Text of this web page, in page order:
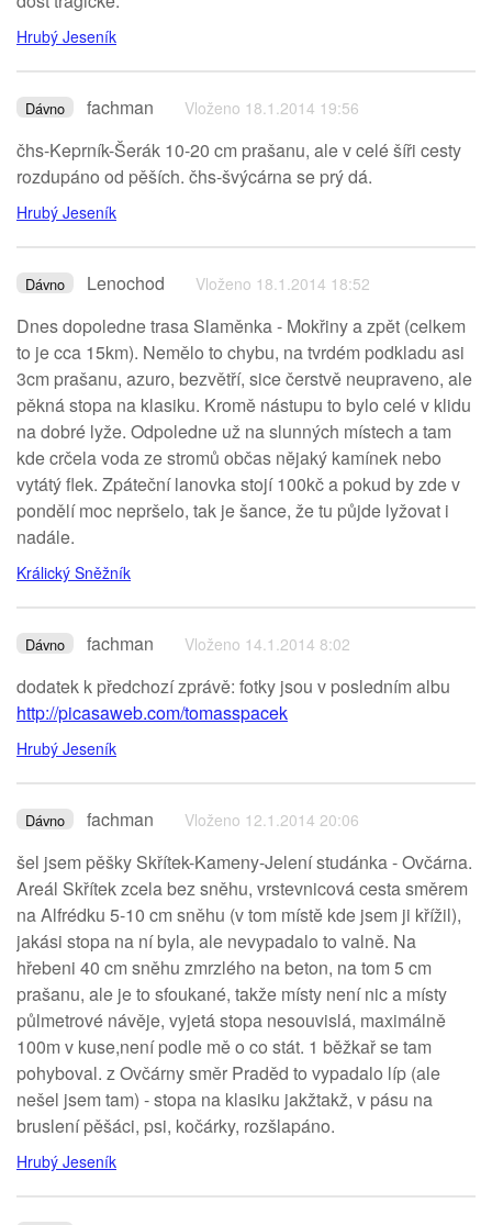
Hrubý Jeseník
Dávno fachman Vloženo 18.1.2014 19:56
čhs-Keprník-Šerák 10-20 cm prašanu, ale v celé šíři cesty
rozdupáno od pěších. čhs-švýcárna se prý dá.
Hrubý Jeseník
Dávno Lenochod Vloženo 18.1.2014 18:52
Dnes dopoledne trasa Slaměnka - Mokřiny a zpět (celkem
to je cca 15km). Nemělo to chybu, na tvrdém podkladu asi
3cm prašanu, azuro, bezvětří, sice čerstvě neupraveno, ale
pěkná stopa na klasiku. Kromě nástupu to bylo celé v klidu
na dobré lyže. Odpoledne už na slunných místech a tam
kde crčela voda ze stromů občas nějaký kamínek nebo
vytátý flek. Zpáteční lanovka stojí 100kč a pokud by zde v
pondělí moc nepršelo, tak je šance, že tu půjde lyžovat i
nadále.
Králický Sněžník
Dávno fachman Vloženo 14.1.2014 8:02
dodatek k předchozí zprávě: fotky jsou v posledním albu
http://picasaweb.com/tomasspacek
Hrubý Jeseník
Dávno fachman Vloženo 12.1.2014 20:06
šel jsem pěšky Skřítek-Kameny-Jelení studánka - Ovčárna.
Areál Skřítek zcela bez sněhu, vrstevnicová cesta směrem
na Alfrédku 5-10 cm sněhu (v tom místě kde jsem ji křížil),
jakási stopa na ní byla, ale nevypadalo to valně. Na
hřebeni 40 cm sněhu zmrzlého na beton, na tom 5 cm
prašanu, ale je to sfoukané, takže místy není nic a místy
půlmetrové návěje, vyjetá stopa nesouvislá, maximálně
100m v kuse,není podle mě o co stát. 1 běžkař se tam
pohyboval. z Ovčárny směr Praděd to vypadalo líp (ale
nešel jsem tam) - stopa na klasiku jakžtakž, v pásu na
bruslení pěšáci, psi, kočárky, rozšlapáno.
Hrubý Jeseník